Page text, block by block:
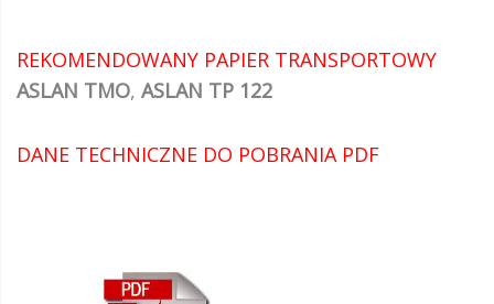
REKOMENDOWANY PAPIER TRANSPORTOWY
ASLAN TMO, ASLAN TP 122
DANE TECHNICZNE DO POBRANIA PDF